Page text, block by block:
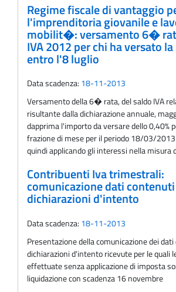
Regime fiscale di vantaggio
l'imprenditoria giovanile e
mobilit�: versamento 6�
IVA 2012 per chi ha versato
entro l'8 luglio
Data scadenza: 18-11-2013
Versamento della 6� rata, del saldo IVA
risultante dalla dichiarazione annuale,
dapprima l'importo da versare dello 0,40%
frazione di mese per il periodo 18/03/
quindi applicando gli interessi nella misura
Contribuenti Iva trimestrali:
comunicazione dati
dichiarazioni d'intento
Data scadenza: 18-11-2013
Presentazione della comunicazione dei
dichiarazioni d'intento ricevute per le quali
effettuate senza applicazione di imposta
liquidazione con scadenza 16 novembre